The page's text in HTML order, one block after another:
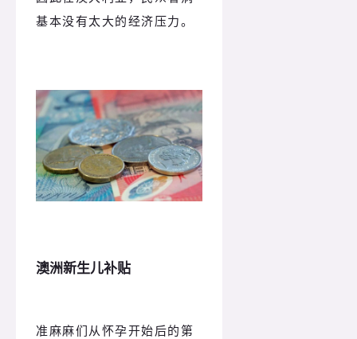
基本没有太大的经济压力。
澳洲新生儿补贴
准麻麻们从怀孕开始后的第